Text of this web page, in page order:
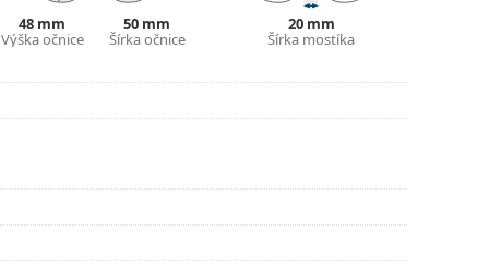
48 mm
Výška očnice
50 mm
Šírka očnice
20 mm
Šírka mostíka